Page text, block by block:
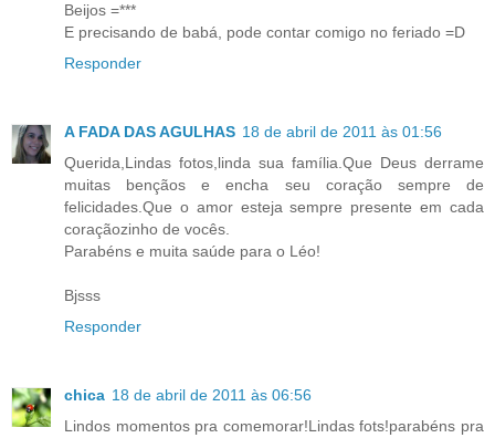
Beijos =***
E precisando de babá, pode contar comigo no feriado =D
Responder
A FADA DAS AGULHAS 18 de abril de 2011 às 01:56
Querida,Lindas fotos,linda sua família.Que Deus derrame
muitas bençãos e encha seu coração sempre de
felicidades.Que o amor esteja sempre presente em cada
coraçãozinho de vocês.
Parabéns e muita saúde para o Léo!
Bjsss
Responder
chica 18 de abril de 2011 às 06:56
Lindos momentos pra comemorar!Lindas fots!parabéns pra